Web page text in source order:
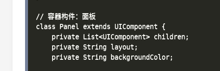
// 容器构件：面板
class Panel extends UIComponent {
    private List<UIComponent> children;
    private String layout;
    private String backgroundColor;